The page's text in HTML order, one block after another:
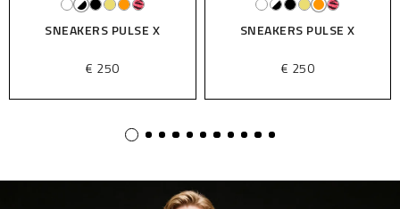
SNEAKERS PULSE X
€ 250
SNEAKERS PULSE X
€ 250